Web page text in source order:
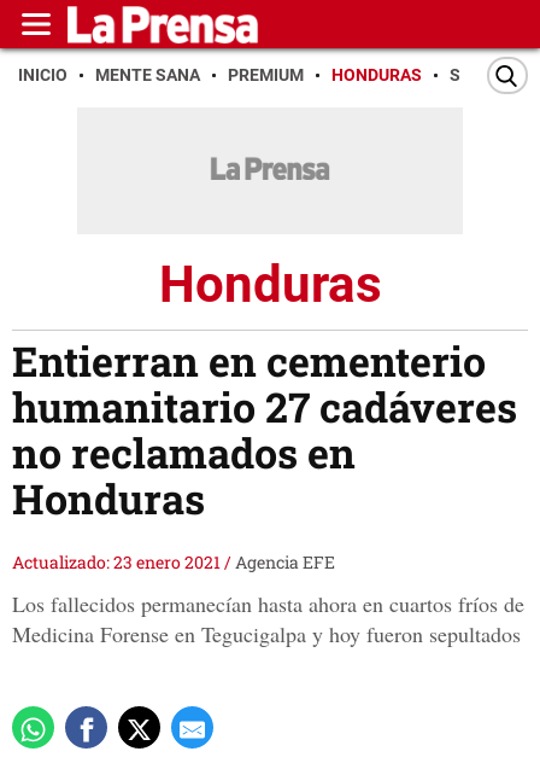
INICIO MENTE SANA PREMIUM HONDURAS SAN PEDRO
Honduras
Entierran en cementerio
humanitario 27 cadáveres
no reclamados en
Honduras
Actualizado: 23 enero 2021/Agencia EFE
Los fallecidos permanecían hasta ahora en cuartos fríos de
Medicina Forense en Tegucigalpa y hoy fueron sepultados